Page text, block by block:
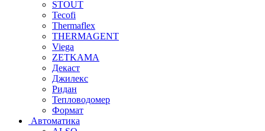
STOUT
Tecofi
Thermaflex
THERMAGENT
Viega
ZETKAMA
Декаст
Джилекс
Ридан
Тепловодомер
Формат
Автоматика